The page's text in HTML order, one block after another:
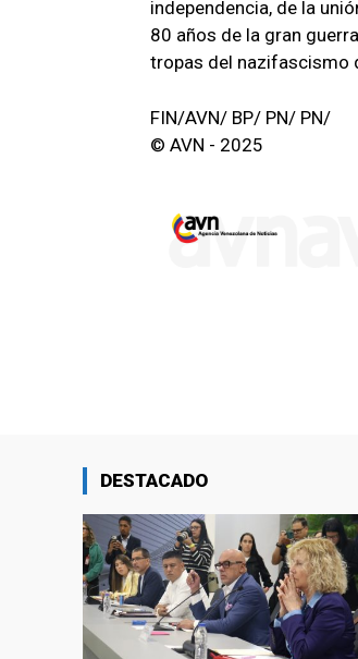
independencia, de la
80 años de la gran
tropas del nazifascismo
FIN/AVN/ BP/ PN/ PN/
© AVN - 2025
DESTACADO